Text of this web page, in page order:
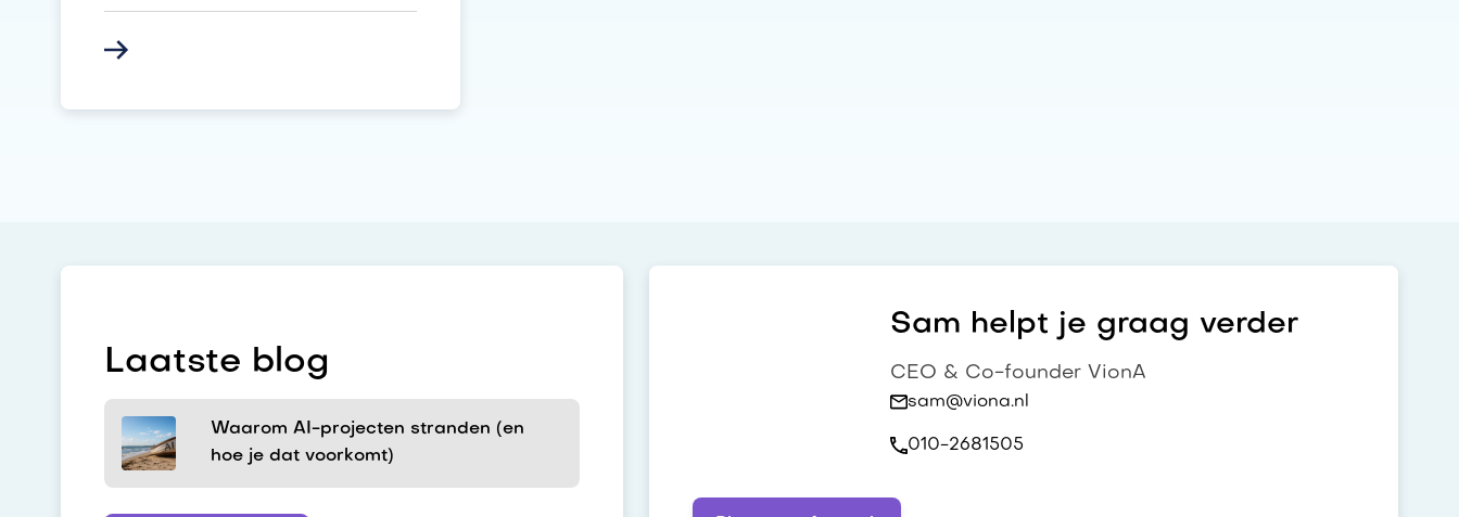
Laatste blog
Waarom AI-projecten stranden (en
hoe je dat voorkomt)
Sam helpt je graag verder
CEO & Co-founder VionA
sam@viona.nl
010-2681505